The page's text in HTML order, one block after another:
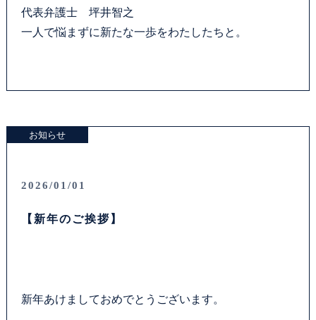
代表弁護士 坪井智之
一人で悩まずに新たな一歩をわたしたちと。
お知らせ
2026/01/01
【新年のご挨拶】
新年あけましておめでとうございます。